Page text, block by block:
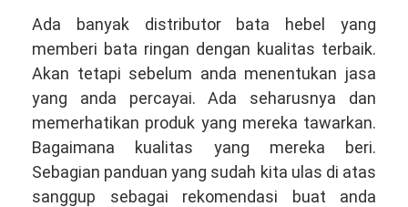
Ada banyak distributor bata hebel yang
memberi bata ringan dengan kualitas terbaik.
Akan tetapi sebelum anda menentukan jasa
yang anda percayai. Ada seharusnya dan
memerhatikan produk yang mereka tawarkan.
Bagaimana kualitas yang mereka beri.
Sebagian panduan yang sudah kita ulas di atas
sanggup sebagai rekomendasi buat anda